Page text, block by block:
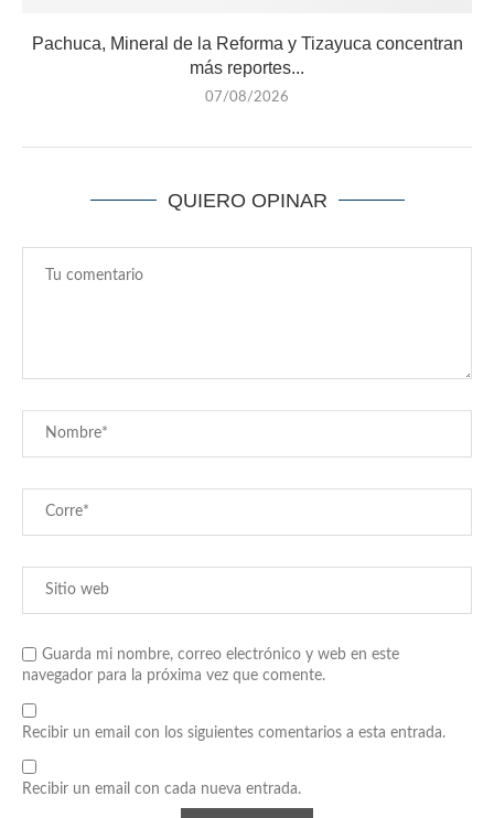
Pachuca, Mineral de la Reforma y Tizayuca concentran
más reportes...
07/08/2026
QUIERO OPINAR
Guarda mi nombre, correo electrónico y web en este
navegador para la próxima vez que comente.
Recibir un email con los siguientes comentarios a esta entrada.
Recibir un email con cada nueva entrada.